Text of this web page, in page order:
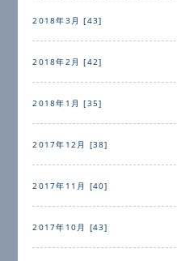
2018年3月 [43]
2018年2月 [42]
2018年1月 [35]
2017年12月 [38]
2017年11月 [40]
2017年10月 [43]